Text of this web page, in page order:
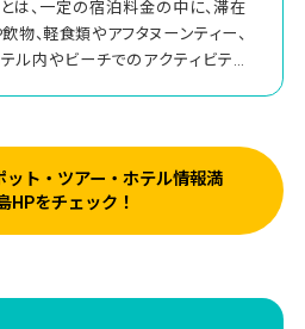
とは、一定の宿泊料金の中に、滞在
物、軽食類やアフタヌーンティー、
テル内やビーチでのアクティビティ
ット・ツアー・ホテル情報満
HPをチェック！